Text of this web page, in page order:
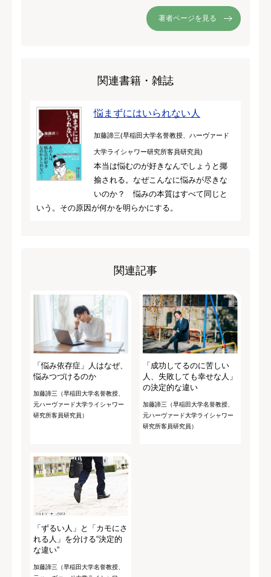
著者ページを見る
関連書籍・雑誌
悩まずにはいられない人
加藤諦三(早稲田大学名誉教授、ハーヴァード
大学ライシャワー研究所客員研究員)
本当は悩むのが好きなんでしょうと揶
揄される。なぜこんなに悩みが尽きな
いのか？ 悩みの本質はすべて同じと
いう。その原因が何かを明らかにする。
関連記事
「悩み依存症」人はなぜ、
悩みつづけるのか
加藤諦三（早稲田大学名誉教授、
元ハーヴァード大学ライシャワー
研究所客員研究員）
「成功してるのに苦しい
人、失敗しても幸せな人」
の決定的な違い
加藤諦三（早稲田大学名誉教授、
元ハーヴァード大学ライシャワー
研究所客員研究員）
「ずるい人」と「カモにさ
れる人」を分ける“決定的
な違い”
加藤諦三（早稲田大学名誉教授、